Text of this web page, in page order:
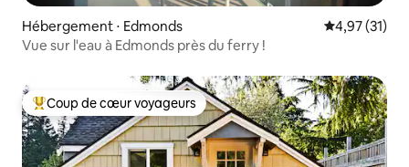
Hébergement ⋅ Edmonds Évaluation
4,97 (31)
Vue sur l'eau à Edmonds près du ferry !
Coups de cœur voyageurs les plus appréciés
Coup de cœur voyageurs